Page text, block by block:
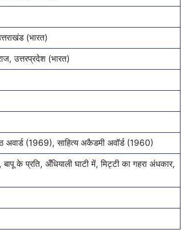
(भारत)
उत्तरप्रदेश (भारत)
अवार्ड (1969), साहित्य अकैडमी अवॉर्ड (1960)
बापू के प्रति, अँधियाली घाटी में, मिट्टी का गहरा अंधकार,